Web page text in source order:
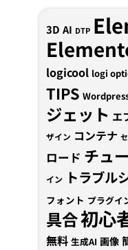
3D AI DTP
logicool logi
TIPS
ジェット エ
ザイン コンテナ
ロード チュ
イン
トラブル
フォント プラグイ
具合初心
無料 生成AI 画像